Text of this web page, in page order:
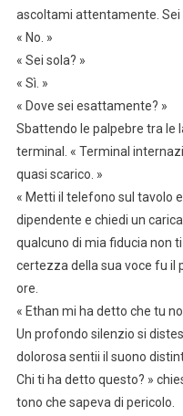
ascoltami attentamente. Sei
« No. »
« Sei sola? »
« Sì. »
« Dove sei esattamente? »
Sbattendo le palpebre tra le
terminal. « Terminal
quasi scarico. »
« Metti il telefono sul tavolo
dipendente e chiedi un
qualcuno di mia fiducia non
certezza della sua voce fu il
ore.
« Ethan mi ha detto che tu
Un profondo silenzio si
dolorosa sentii il suono
Chi ti ha detto questo? »
tono che sapeva di pericolo.